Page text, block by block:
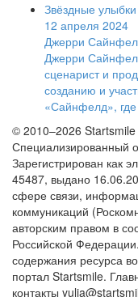
Звёздные улыбки
12 апреля 2024
Джерри
Джерри
сценарист и
созданию и
«Сайнфелд»,
© 2010–2026 Startsmile
Специализированный
Зарегистрирован
45487, выдано
сфере связи,
коммуникаций
авторским правом в
Российской
содержания ресурса
портал Startsmile.
контакты